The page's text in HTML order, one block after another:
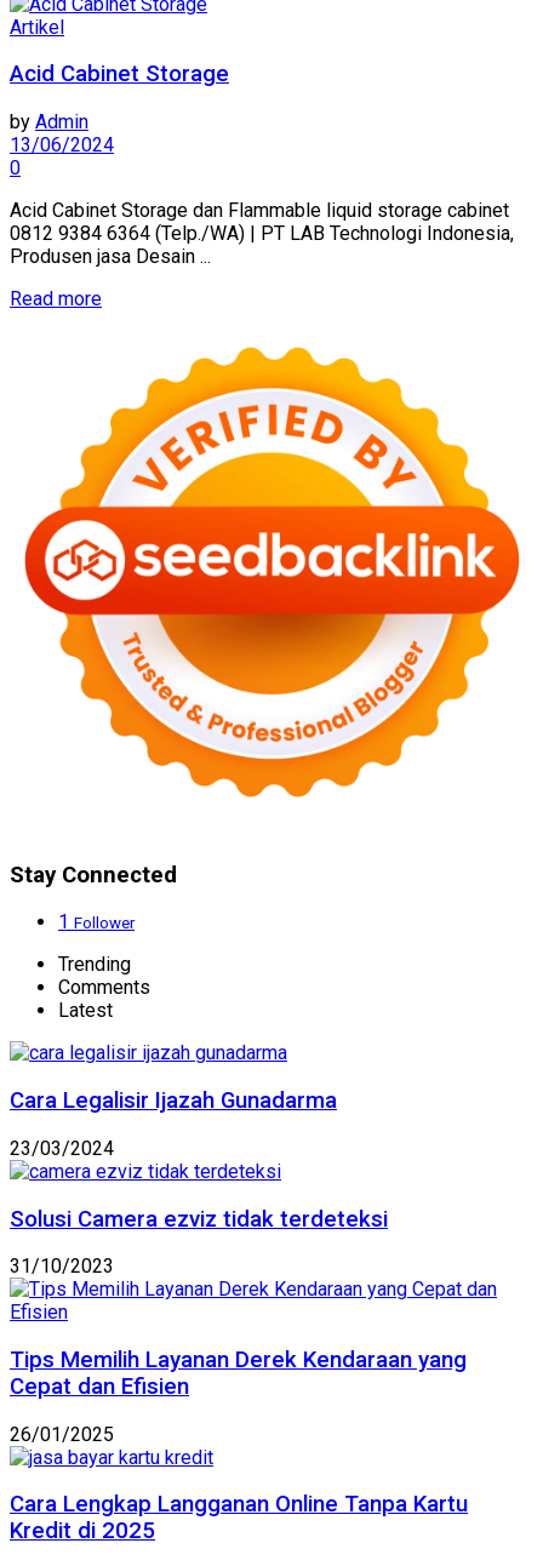
Artikel
Acid Cabinet Storage
by Admin
13/06/2024
0
Acid Cabinet Storage dan Flammable liquid storage cabinet
0812 9384 6364 (Telp./WA) | PT LAB Technologi Indonesia,
Produsen jasa Desain ...
Read more
Stay Connected
1 Follower
Trending
Comments
Latest
Cara Legalisir Ijazah Gunadarma
23/03/2024
Solusi Camera ezviz tidak terdeteksi
31/10/2023
Tips Memilih Layanan Derek Kendaraan yang
Cepat dan Efisien
26/01/2025
Cara Lengkap Langganan Online Tanpa Kartu
Kredit di 2025